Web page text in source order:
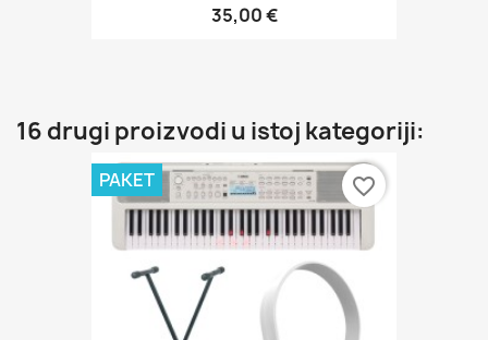
35,00 €
16 drugi proizvodi u istoj kategoriji:
PAKET favorite_border